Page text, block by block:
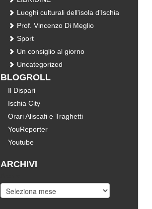
Luoghi culturali dell'isola d'Ischia
Prof. Vincenzo Di Meglio
Sport
Un consiglio al giorno
Uncategorized
BLOGROLL
Il Dispari
Ischia City
Orari Aliscafi e Traghetti
YouReporter
Youtube
ARCHIVI